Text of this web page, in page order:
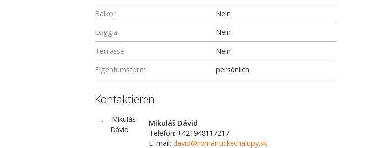
Balkon
Nein
Loggia
Nein
Terrasse
Nein
Eigentumsform
persönlich
Kontaktieren
Mikuláš Dávid
Telefon: +421948117217
E-mail: david@romantickechalupy.sk